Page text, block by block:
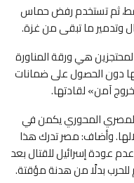
ثم تستخدم رفض حماس
وتدمير ما تبقى من غزة.
هي ورقة المناورة
دون الحصول على ضمانات
آمن» لقادتها.
المحوري يكمن في
وأضاف: مصر تدرك هذا
عودة إسرائيل للقتال بعد
بدلًا من هدنة مؤقتة.